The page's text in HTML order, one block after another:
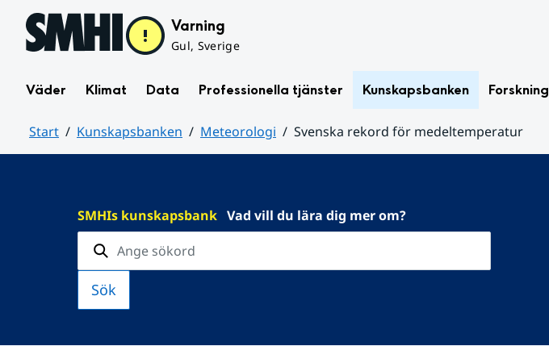
Hoppa till sidans innehåll Varning
Gul, Sverige
Väder Klimat Data Professionella tjänster Kunskapsbanken Forskning
Start Kunskapsbanken Meteorologi
Svenska rekord för medeltemperatur
SMHIs kunskapsbank Vad vill du lära dig mer om?